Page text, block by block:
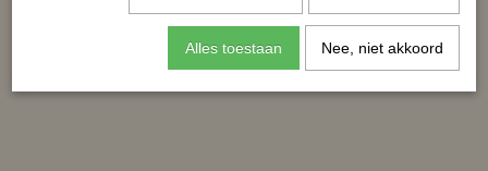
Alles toestaan Nee, niet akkoord